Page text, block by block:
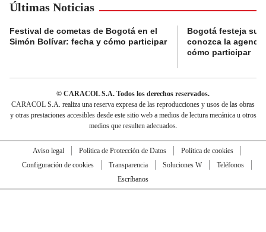
Últimas Noticias
Festival de cometas de Bogotá en el
Simón Bolívar: fecha y cómo participar
Bogotá festeja su
conozca la
cómo participar
© CARACOL S.A. Todos los derechos reservados.
CARACOL S.A. realiza una reserva expresa de las reproducciones y usos de las obras
y otras prestaciones accesibles desde este sitio web a medios de lectura mecánica u otros
medios que resulten adecuados.
Aviso legal Política de Protección de Datos
Política de cookies
Configuración de cookies
Transparencia Soluciones W
Teléfonos
Escríbanos